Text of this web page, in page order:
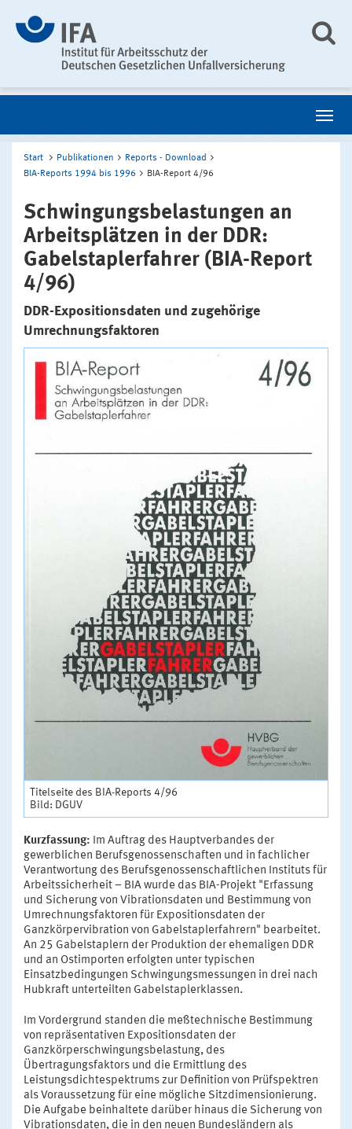
Start Publikationen
Reports - Download
BIA-Reports 1994 bis 1996
BIA-Report 4/96
Schwingungsbelastungen an
Arbeitsplätzen in der DDR:
Gabelstaplerfahrer (BIA-Report
4/96)
DDR-Expositionsdaten und zugehörige
Umrechnungsfaktoren
Titelseite des BIA-Reports 4/96
Bild: DGUV
Kurzfassung: Im Auftrag des Hauptverbandes der
gewerblichen Berufsgenossenschaften und in fachlicher
Verantwortung des Berufsgenossenschaftlichen Instituts für
Arbeitssicherheit – BIA wurde das BIA-Projekt "Erfassung
und Sicherung von Vibrationsdaten und Bestimmung von
Umrechnungsfaktoren für Expositionsdaten der
Ganzkörpervibration von Gabelstaplerfahrern" bearbeitet.
An 25 Gabelstaplern der Produktion der ehemaligen DDR
und an Ostimporten erfolgten unter typischen
Einsatzbedingungen Schwingungsmessungen in drei nach
Hubkraft unterteilten Gabelstaplerklassen.
Im Vordergrund standen die meßtechnische Bestimmung
von repräsentativen Expositionsdaten der
Ganzkörperschwingungsbelastung, des
Übertragungsfaktors und die Ermittlung des
Leistungsdichtespektrums zur Definition von Prüfspektren
als Voraussetzung für eine mögliche Sitzdimensionierung.
Die Aufgabe beinhaltete darüber hinaus die Sicherung von
Vibrationsdaten, die in den neuen Bundesländern als